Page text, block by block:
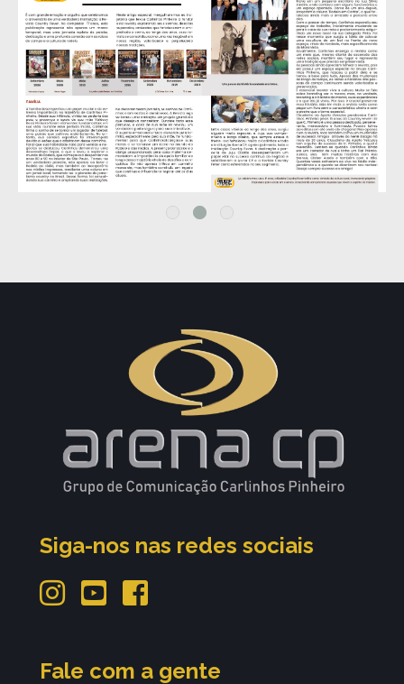
Siga-nos nas redes sociais
Fale com a gente